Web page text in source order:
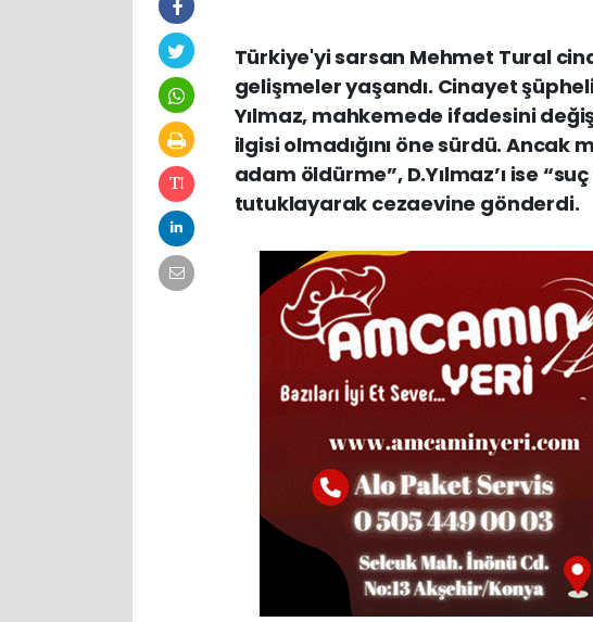
Türkiye'yi sarsan Mehmet Tural
gelişmeler yaşandı. Cinayet
Yılmaz, mahkemede ifadesini
ilgisi olmadığını öne sürdü. Ancak
adam öldürme”, D.Yılmaz’ı ise
tutuklayarak cezaevine gönderdi.